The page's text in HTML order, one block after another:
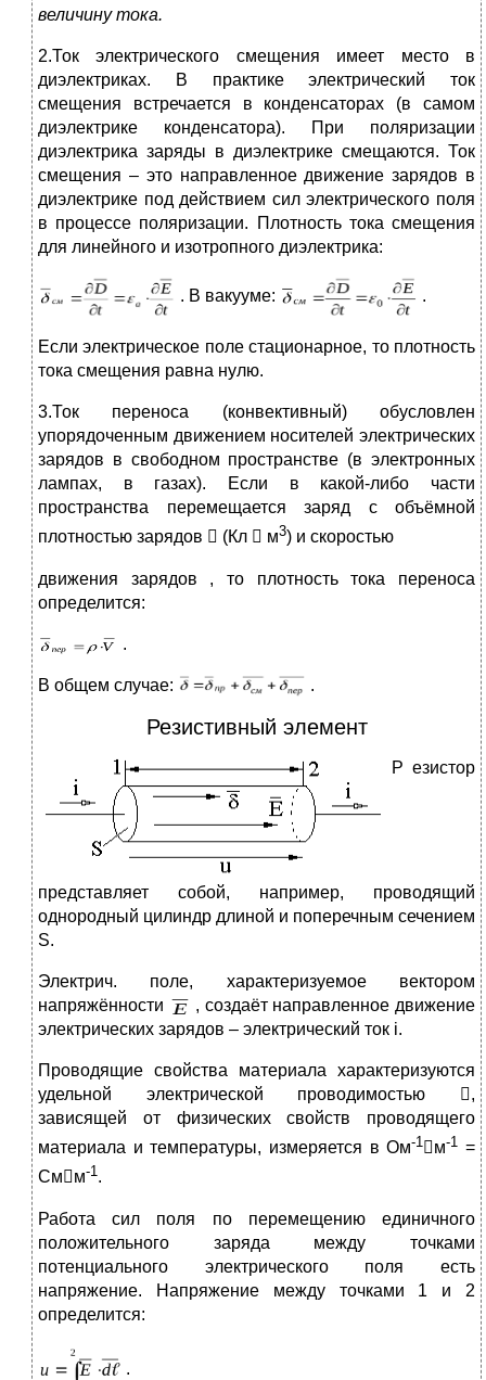
величину тока.
2.Ток электрического смещения имеет место в
диэлектриках. В практике электрический ток
смещения встречается в конденсаторах (в самом
диэлектрике конденсатора). При поляризации
диэлектрика заряды в диэлектрике смещаются. Ток
смещения – это направленное движение зарядов в
диэлектрике под действием сил электрического поля
в процессе поляризации. Плотность тока смещения
для линейного и изотропного диэлектрика:
. В вакууме: .
Если электрическое поле стационарное, то плотность
тока смещения равна нулю.
3.Ток переноса (конвективный) обусловлен
упорядоченным движением носителей электрических
зарядов в свободном пространстве (в электронных
лампах, в газах). Если в какой-либо части
пространства перемещается заряд с объёмной
плотностью зарядов  (Кл  м3) и скоростью
движения зарядов , то плотность тока переноса
определится:
.
В общем случае: .
Резистивный элемент
Р езистор
представляет собой, например, проводящий
однородный цилиндр длиной и поперечным сечением
S.
Электрич. поле, характеризуемое вектором
напряжённости
, создаёт направленное движение
электрических зарядов – электрический ток i.
Проводящие свойства материала характеризуются
удельной электрической проводимостью ,
зависящей от физических свойств проводящего
материала и температуры, измеряется в Ом-1м-1 =
Смм-1.
Работа сил поля по перемещению единичного
положительного заряда между точками
потенциального электрического поля есть
напряжение. Напряжение между точками 1 и 2
определится:
.